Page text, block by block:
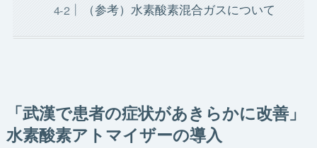
（参考）水素酸素混合ガスについて
「武漢で患者の症状があきらかに改善」
水素酸素アトマイザーの導入